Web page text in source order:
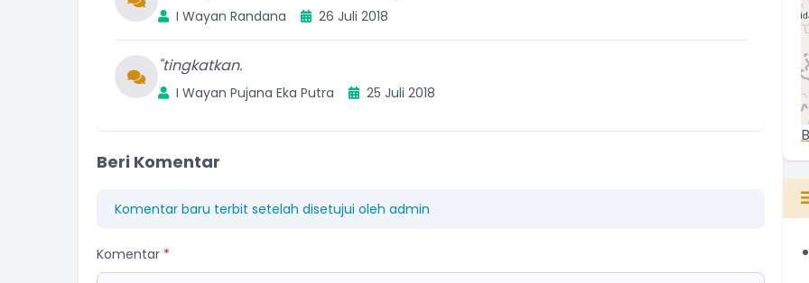
I Wayan Randana 26 Juli 2018
"tingkatkan.
I Wayan Pujana Eka Putra 25 Juli 2018
Beri Komentar
Komentar baru terbit setelah disetujui oleh admin
Komentar *